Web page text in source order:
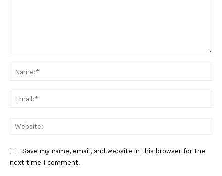
Save my name, email, and website in this browser for the
next time I comment.